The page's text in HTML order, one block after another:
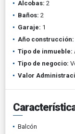
Alcobas: 2
Baños: 2
Garaje: 1
Año construcción:
Tipo de inmueble:
Tipo de negocio:
Valor
Balcón